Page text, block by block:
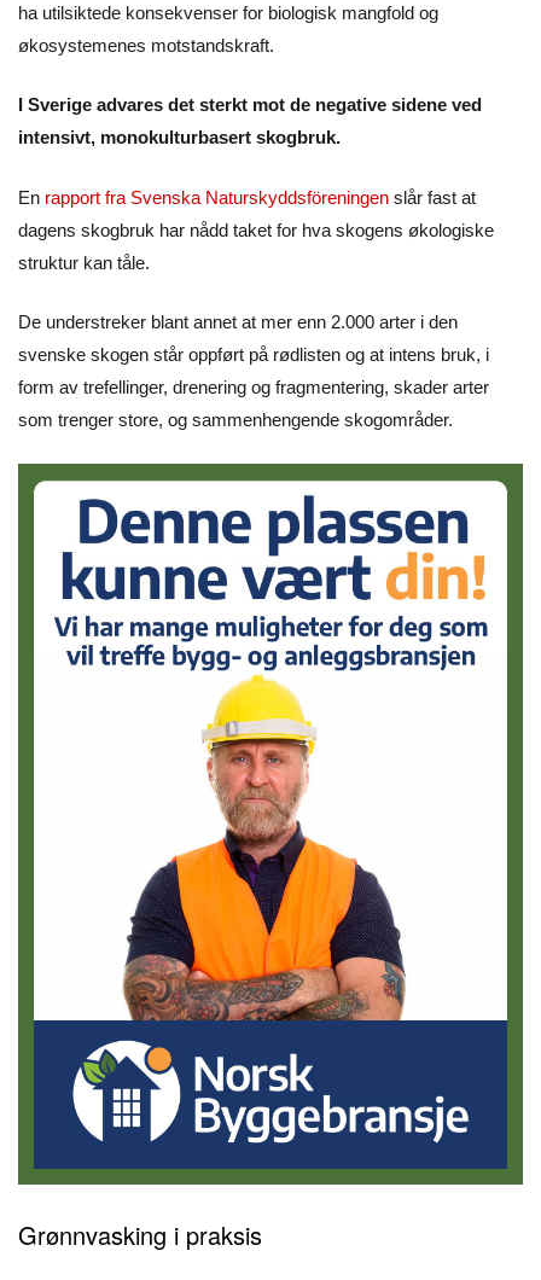
ha utilsiktede konsekvenser for biologisk mangfold og
økosystemenes motstandskraft.
I Sverige advares det sterkt mot de negative sidene ved
intensivt, monokulturbasert skogbruk.
En rapport fra Svenska Naturskyddsföreningen slår fast at
dagens skogbruk har nådd taket for hva skogens økologiske
struktur kan tåle.
De understreker blant annet at mer enn 2.000 arter i den
svenske skogen står oppført på rødlisten og at intens bruk, i
form av trefellinger, drenering og fragmentering, skader arter
som trenger store, og sammenhengende skogområder.
Grønnvasking i praksis